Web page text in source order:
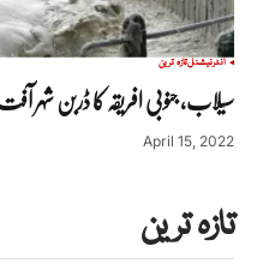
انٹرنیشنلتازہ ترین
سیلاب، جنوبی افریقہ کا ڈربن شہر
April 15, 2022
تازہ ترین